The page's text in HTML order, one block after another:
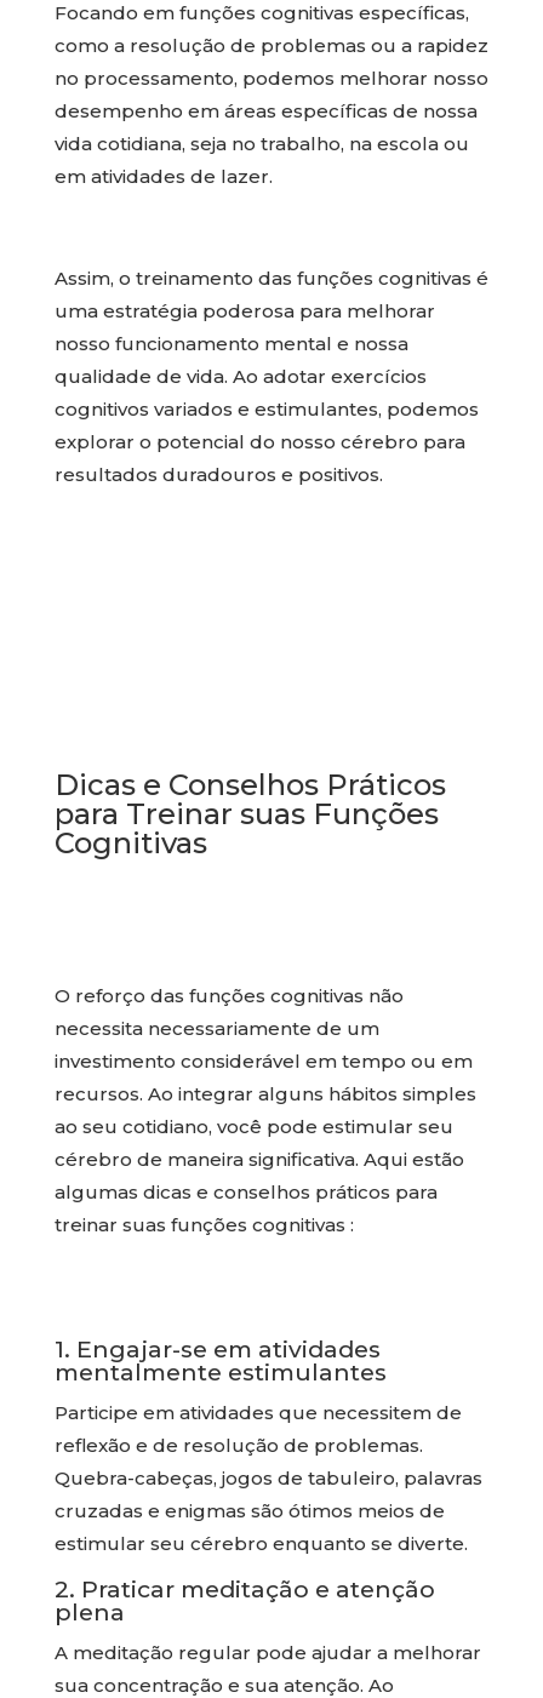
Focando em funções cognitivas específicas,
como a resolução de problemas ou a rapidez
no processamento, podemos melhorar nosso
desempenho em áreas específicas de nossa
vida cotidiana, seja no trabalho, na escola ou
em atividades de lazer.
Assim, o treinamento das funções cognitivas é
uma estratégia poderosa para melhorar
nosso funcionamento mental e nossa
qualidade de vida. Ao adotar exercícios
cognitivos variados e estimulantes, podemos
explorar o potencial do nosso cérebro para
resultados duradouros e positivos.
Dicas e Conselhos Práticos
para Treinar suas Funções
Cognitivas
O reforço das funções cognitivas não
necessita necessariamente de um
investimento considerável em tempo ou em
recursos. Ao integrar alguns hábitos simples
ao seu cotidiano, você pode estimular seu
cérebro de maneira significativa. Aqui estão
algumas dicas e conselhos práticos para
treinar suas funções cognitivas :
1. Engajar-se em atividades
mentalmente estimulantes
Participe em atividades que necessitem de
reflexão e de resolução de problemas.
Quebra-cabeças, jogos de tabuleiro, palavras
cruzadas e enigmas são ótimos meios de
estimular seu cérebro enquanto se diverte.
2. Praticar meditação e atenção
plena
A meditação regular pode ajudar a melhorar
sua concentração e sua atenção. Ao